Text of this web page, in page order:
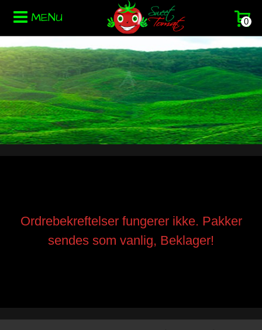
MENU 0
Ordrebekreftelser fungerer ikke. Pakker
sendes som vanlig, Beklager!